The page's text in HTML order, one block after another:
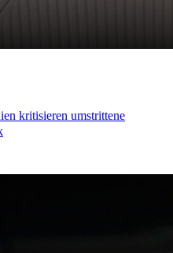
kritisieren umstrittene